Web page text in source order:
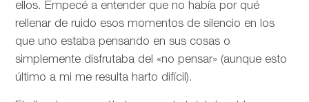
ellos. Empecé a entender que no había por qué
rellenar de ruido esos momentos de silencio en los
que uno estaba pensando en sus cosas o
simplemente disfrutaba del «no pensar» (aunque esto
último a mi me resulta harto difícil).